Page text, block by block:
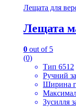
Лещата для
Лещата
0 out of 5
(0)
Тип 6512
Ручний
Ширина
Зусилля